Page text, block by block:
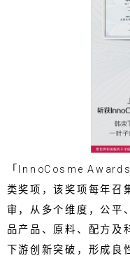
「InnoCosme
类奖项，该奖项每年召
审，从多个维度，公平
品产品、原料、配方及
下游创新突破，形成良